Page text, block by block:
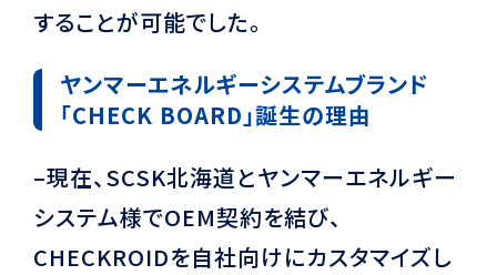
することが可能でした。
ヤンマーエネルギーシステムブランド
「CHECK BOARD」誕生の理由
–現在、SCSK北海道とヤンマーエネルギー
システム様でOEM契約を結び、
CHECKROIDを自社向けにカスタマイズし